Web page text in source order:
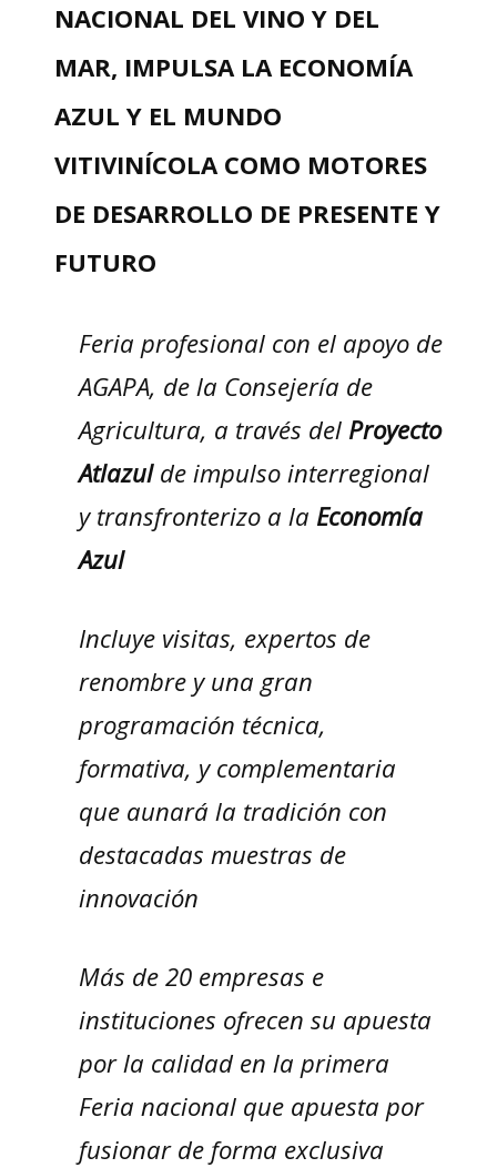
NACIONAL DEL VINO Y DEL
MAR, IMPULSA LA ECONOMÍA
AZUL Y EL MUNDO
VITIVINÍCOLA COMO MOTORES
DE DESARROLLO DE PRESENTE Y
FUTURO
Feria profesional con el apoyo de
AGAPA, de la Consejería de
Agricultura, a través del Proyecto
Atlazulde impulso interregional
y transfronterizo a la Economía
Azul
Incluye visitas, expertos de
renombre y una gran
programación técnica,
formativa, y complementaria
que aunará la tradición con
destacadas muestras de
innovación
Más de 20 empresas e
instituciones ofrecen su apuesta
por la calidad en la primera
Feria nacional que apuesta por
fusionar de forma exclusiva